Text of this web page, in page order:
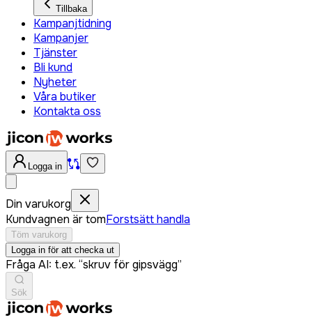
Tillbaka
Kampanjtidning
Kampanjer
Tjänster
Bli kund
Nyheter
Våra butiker
Kontakta oss
Logga in
Din varukorg
Kundvagnen är tomForstsätt handla
Töm varukorg
Logga in för att checka ut
Fråga AI: t.ex. “skruv för gipsvägg”
Sök